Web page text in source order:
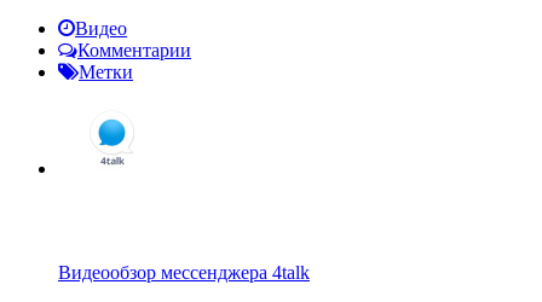
Видео
Комментарии
Метки
Видеообзор мессенджера 4talk